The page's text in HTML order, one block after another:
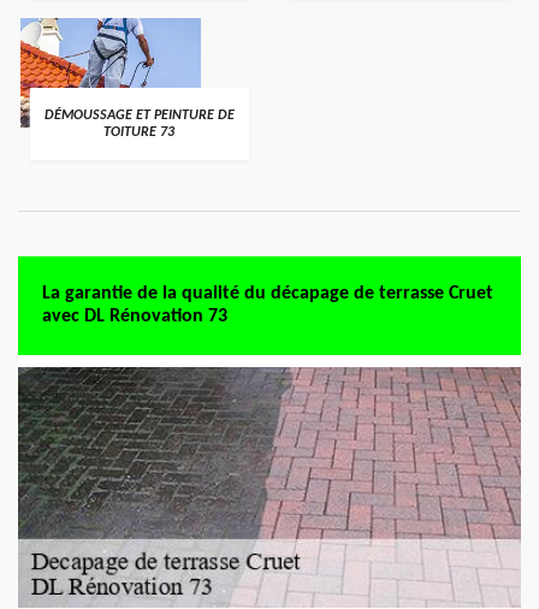
DÉMOUSSAGE ET PEINTURE DE
TOITURE 73
La garantie de la qualité du décapage de terrasse Cruet
avec DL Rénovation 73